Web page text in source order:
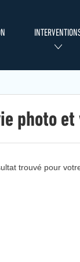
photo
trouvé pour